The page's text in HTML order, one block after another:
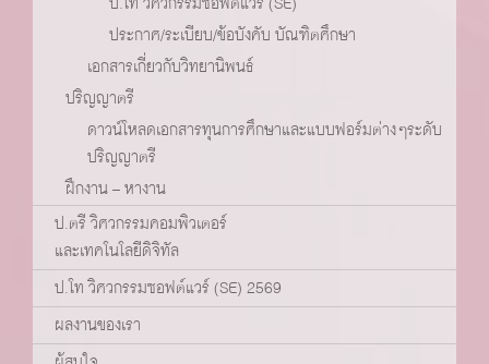
ประกาศ/ระเบียบ/ข้อบังคับ บัณฑิตศึกษา
เอกสารเกี่ยวกับวิทยานิพนธ์
ปริญญาตรี
ดาวน์โหลดเอกสารทุนการศึกษาและแบบฟอร์มต่างๆระดับ
ปริญญาตรี
ฝึกงาน – หางาน
ป.ตรี วิศวกรรมคอมพิวเตอร์
และเทคโนโลยีดิจิทัล
ป.โท วิศวกรรมซอฟต์แวร์ (SE) 2569
ผลงานของเรา